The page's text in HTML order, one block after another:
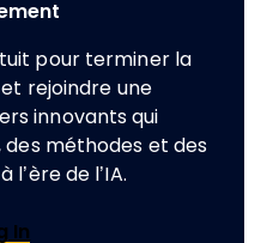
pour terminer la
rejoindre une
innovants qui
méthodes et des
de l’IA.
In